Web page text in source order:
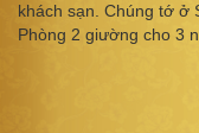
khách sạn. Chúng tớ ở
Phòng 2 giường cho 3